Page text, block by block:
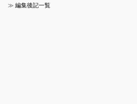
≫ 編集後記一覧